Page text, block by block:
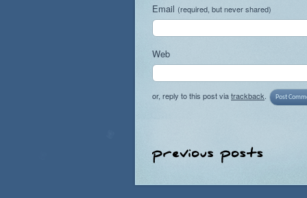
Email (required, but never shared)
Web
or, reply to this post viatrackback